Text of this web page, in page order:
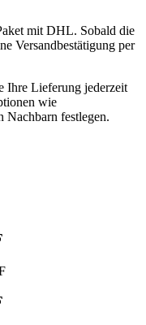
mit DHL. Sobald die
Versandbestätigung per
Ihre Lieferung jederzeit
wie
Nachbarn festlegen.